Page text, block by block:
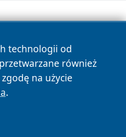
technologii od
również
na użycie
.